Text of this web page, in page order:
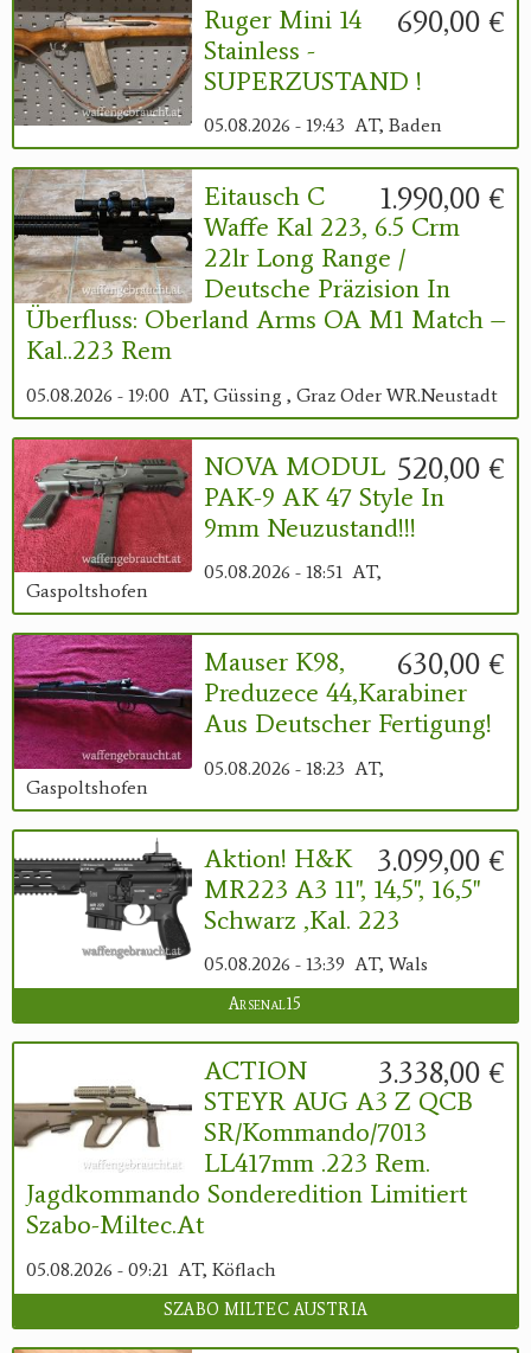
690,00 €
Ruger Mini 14
Stainless -
SUPERZUSTAND !
05.08.2026 - 19:43 AT, Baden
1.990,00 €
Eitausch C
Waffe Kal 223, 6.5 Crm
22lr Long Range /
Deutsche Präzision In
Überfluss: Oberland Arms OA M1 Match –
Kal..223 Rem
05.08.2026 - 19:00 AT, Güssing , Graz Oder WR.Neustadt
520,00 €
NOVA MODUL
PAK-9 AK 47 Style In
9mm Neuzustand!!!
05.08.2026 - 18:51 AT,
Gaspoltshofen
630,00 €
Mauser K98,
Preduzece 44,Karabiner
Aus Deutscher Fertigung!
05.08.2026 - 18:23 AT,
Gaspoltshofen
3.099,00 €
Aktion! H&K
MR223 A3 11", 14,5", 16,5"
Schwarz ,Kal. 223
05.08.2026 - 13:39 AT, Wals
Arsenal15
3.338,00 €
ACTION
STEYR AUG A3 Z QCB
SR/Kommando/7013
LL417mm .223 Rem.
Jagdkommando Sonderedition Limitiert
Szabo-Miltec.at
05.08.2026 - 09:21 AT, Köflach
SZABO MILTEC AUSTRIA